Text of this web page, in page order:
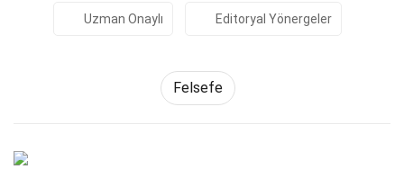
Uzman Onaylı Editoryal Yönergeler
Felsefe